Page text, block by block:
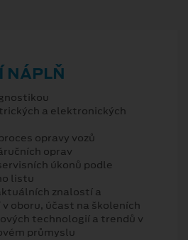
NÁPLŇ
a elektronických
opravy vozů
oprav
úkonů podle
listu
znalostí a
oboru, účast na školeních
technologií a trendů v
průmyslu